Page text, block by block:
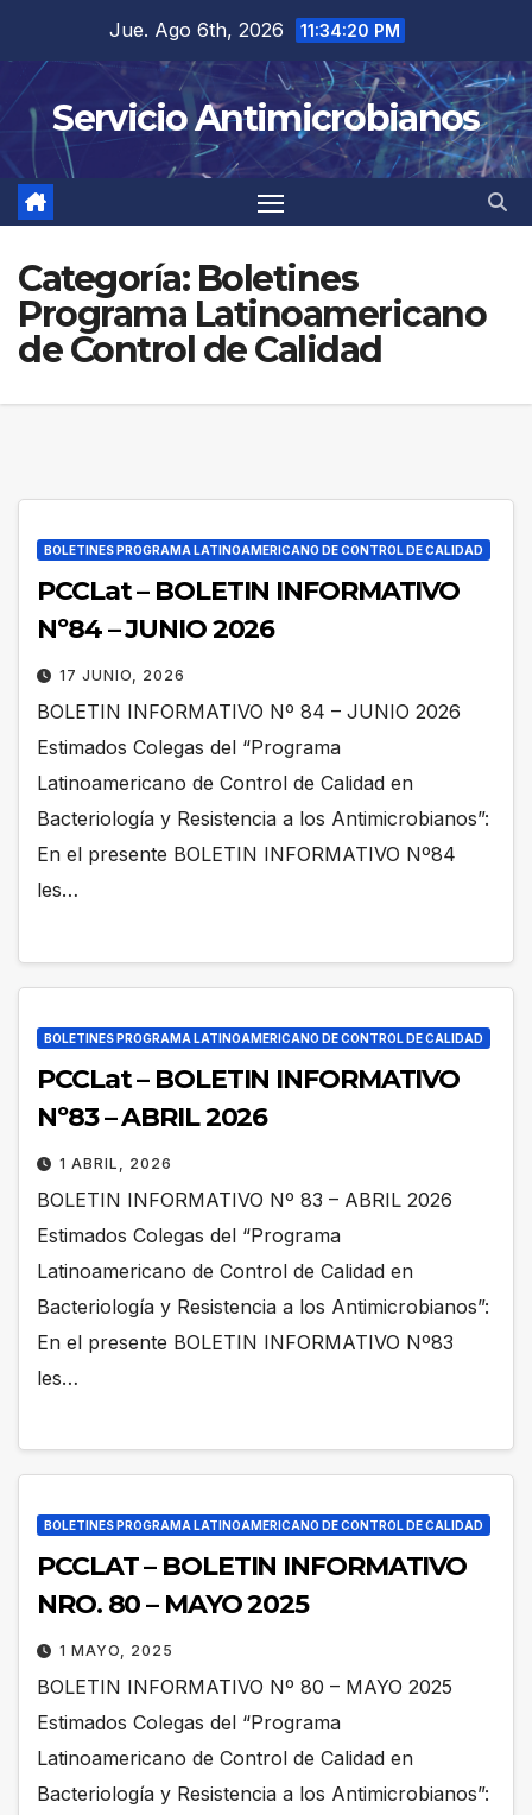
contenido
Jue. Ago 6th, 2026 11:34:21 PM
Servicio Antimicrobianos
Categoría: Boletines
Programa Latinoamericano
de Control de Calidad
BOLETINES PROGRAMA LATINOAMERICANO DE CONTROL DE CALIDAD
PCCLat – BOLETIN INFORMATIVO
Nº84 – JUNIO 2026
17 JUNIO, 2026
BOLETIN INFORMATIVO Nº 84 – JUNIO 2026
Estimados Colegas del “Programa
Latinoamericano de Control de Calidad en
Bacteriología y Resistencia a los Antimicrobianos”:
En el presente BOLETIN INFORMATIVO Nº84
les…
BOLETINES PROGRAMA LATINOAMERICANO DE CONTROL DE CALIDAD
PCCLat – BOLETIN INFORMATIVO
Nº83 – ABRIL 2026
1 ABRIL, 2026
BOLETIN INFORMATIVO Nº 83 – ABRIL 2026
Estimados Colegas del “Programa
Latinoamericano de Control de Calidad en
Bacteriología y Resistencia a los Antimicrobianos”:
En el presente BOLETIN INFORMATIVO Nº83
les…
BOLETINES PROGRAMA LATINOAMERICANO DE CONTROL DE CALIDAD
PCCLAT – BOLETIN INFORMATIVO
NRO. 80 – MAYO 2025
1 MAYO, 2025
BOLETIN INFORMATIVO Nº 80 – MAYO 2025
Estimados Colegas del “Programa
Latinoamericano de Control de Calidad en
Bacteriología y Resistencia a los Antimicrobianos”: